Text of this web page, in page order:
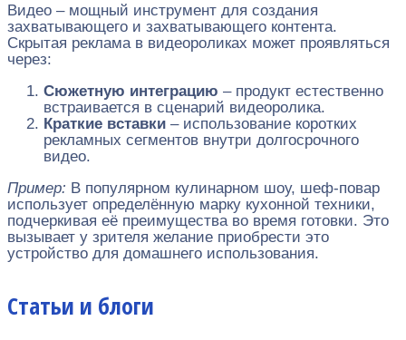
Видео – мощный инструмент для создания
захватывающего и захватывающего контента.
Скрытая реклама в видеороликах может проявляться
через:
Сюжетную интеграцию – продукт естественно
встраивается в сценарий видеоролика.
Краткие вставки – использование коротких
рекламных сегментов внутри долгосрочного
видео.
Пример: В популярном кулинарном шоу, шеф-повар
использует определённую марку кухонной техники,
подчеркивая её преимущества во время готовки. Это
вызывает у зрителя желание приобрести это
устройство для домашнего использования.
Статьи и блоги